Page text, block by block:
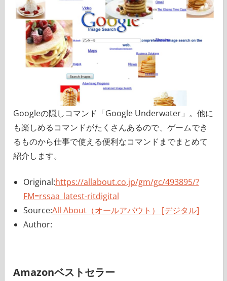
Googleの隠しコマンド「Google Underwater」。他に
も楽しめるコマンドがたくさんあるので、ゲームでき
るものから仕事で使える便利なコマンドまでまとめて
紹介します。
Original:https://allabout.co.jp/gm/gc/493895/?
FM=rssaa_latest-ritdigital
Source:All About（オールアバウト） [デジタル]
Author:
Amazonベストセラー